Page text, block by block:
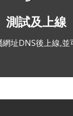
測試及上線
址DNS後上線,